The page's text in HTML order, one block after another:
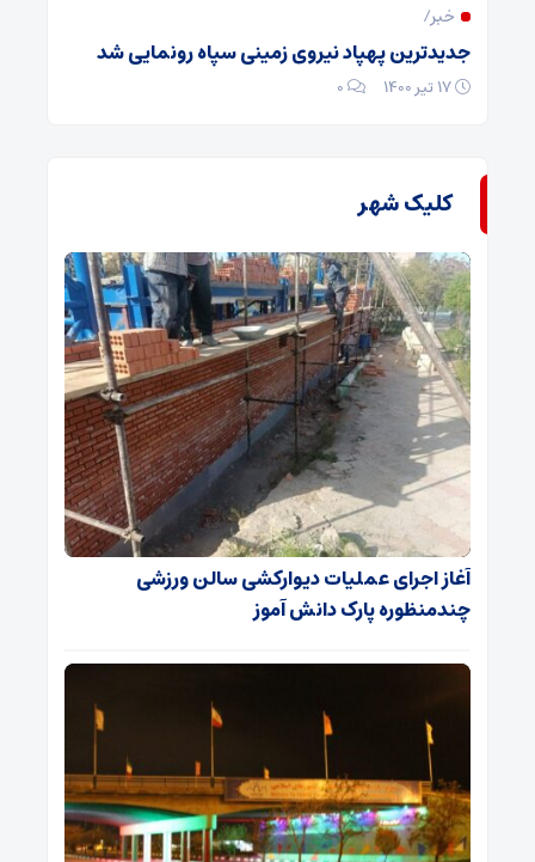
خبر/
جدیدترین پهپاد نیروی زمینی سپاه رونمایی شد
۰
کلیک شهر
آغاز اجرای عملیات دیوارکشی سالن ورزشی
چندمنظوره پارک دانش آموز